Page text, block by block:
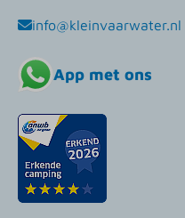
info@kleinvaarwater.nl
App met ons